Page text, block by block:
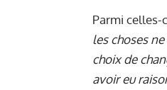
Parmi celles-
les choses
choix de
avoir eu